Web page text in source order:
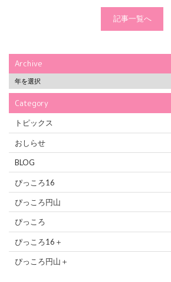
記事一覧へ
Archive
Category
トピックス
おしらせ
BLOG
ぴっころ16
ぴっころ円山
ぴっころ
ぴっころ16＋
ぴっころ円山＋